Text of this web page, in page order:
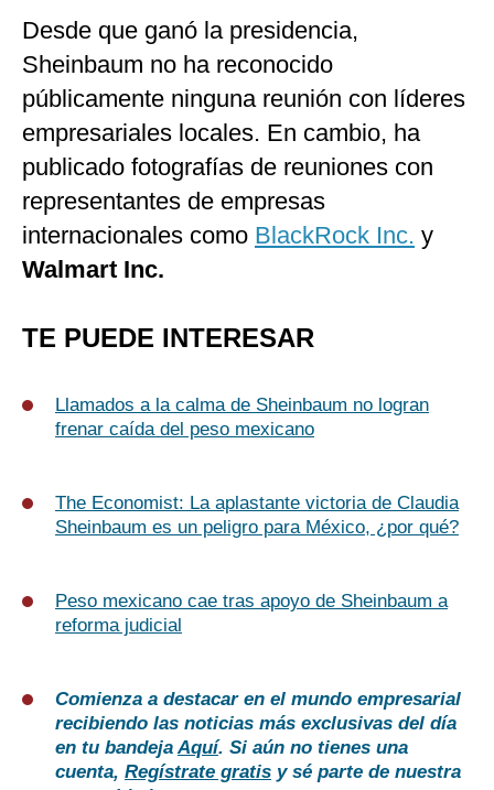
Desde que ganó la presidencia,
Sheinbaum no ha reconocido
públicamente ninguna reunión con líderes
empresariales locales. En cambio, ha
publicado fotografías de reuniones con
representantes de empresas
internacionales como BlackRock Inc. y
Walmart Inc.
TE PUEDE INTERESAR
Llamados a la calma de Sheinbaum no logran
frenar caída del peso mexicano
The Economist: La aplastante victoria de Claudia
Sheinbaum es un peligro para México, ¿por qué?
Peso mexicano cae tras apoyo de Sheinbaum a
reforma judicial
Comienza a destacar en el mundo empresarial
recibiendo las noticias más exclusivas del día
en tu bandejaAquí. Si aún no tienes una
cuenta, Regístrate gratis y sé parte de nuestra